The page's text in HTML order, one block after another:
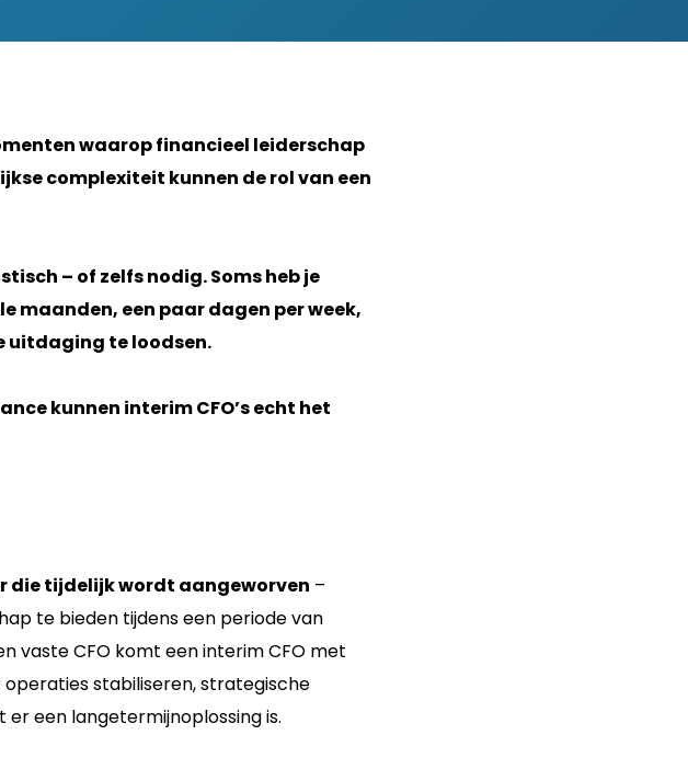
waarop financieel leiderschap
complexiteit kunnen de rol van een
– of zelfs nodig. Soms heb je
maanden, een paar dagen per week,
uitdaging te loodsen.
kunnen interim CFO’s echt het
die tijdelijk wordt aangeworven –
te bieden tijdens een periode van
vaste CFO komt een interim CFO met
operaties stabiliseren, strategische
een langetermijnoplossing is.